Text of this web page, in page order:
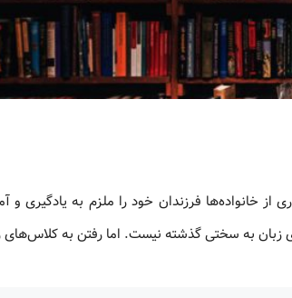
از خانواده‌ها فرزندان خود را ملزم به یادگیری و
زبان به سختی گذشته نیست. اما رفتن به